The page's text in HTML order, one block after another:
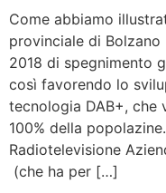
Come abbiamo
provinciale di
2018 di spegnimento
così favorendo lo
tecnologia DAB+, che
100% della
Radiotelevisione
(che ha per […]